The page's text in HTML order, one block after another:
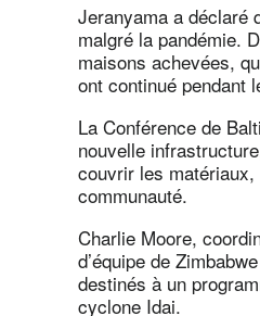
Jeranyama a déclaré
malgré la pandémie.
maisons achevées,
ont continué pendant
La Conférence de
nouvelle
couvrir les
communauté.
Charlie Moore,
d’équipe de
destinés à un
cyclone Idai.